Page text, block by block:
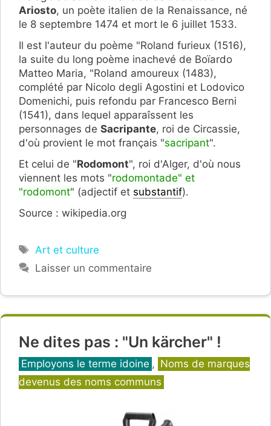
Ariosto, un poète italien de la Renaissance, né
le 8 septembre 1474 et mort le 6 juillet 1533.
Il est l'auteur du poème "Roland furieux (1516),
la suite du long poème inachevé de Boïardo
Matteo Maria, "Roland amoureux (1483),
complété par Nicolo degli Agostini et Lodovico
Domenichi, puis refondu par Francesco Berni
(1541), dans lequel apparaîssent les
personnages de Sacripante, roi de Circassie,
d'où provient le mot français "sacripant".
Et celui de "Rodomont", roi d'Alger, d'où nous
viennent les mots "rodomontade" et
"rodomont" (adjectif et substantif).
Source : wikipedia.org
Étiquettes
Art et culture
Laisser un commentaire
Ne dites pas : "Un kärcher" !
Catégories
Employons le terme idoine , Noms de marques
devenus des noms communs